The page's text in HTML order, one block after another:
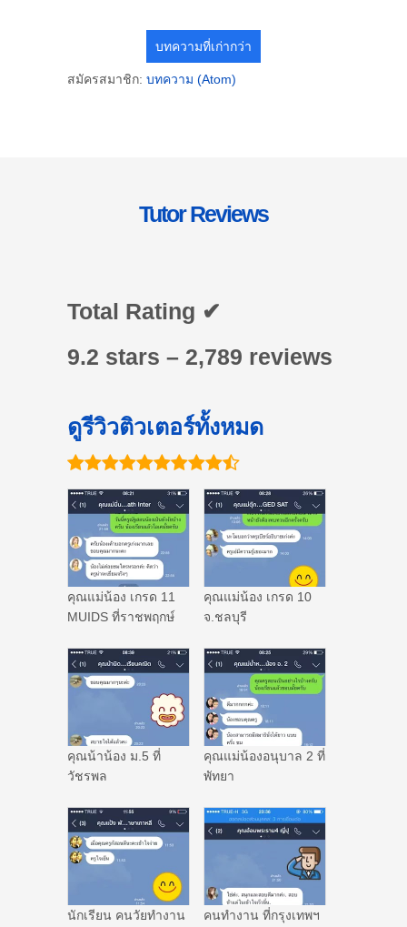
บทความที่เก่ากว่า
สมัครสมาชิก: บทความ (Atom)
Tutor Reviews
Total Rating ✔
9.2 stars – 2,789 reviews
ดูรีวิวติวเตอร์ทั้งหมด
คุณแม่น้อง เกรด 11
MUIDS ที่ราชพฤกษ์
คุณแม่น้อง เกรด 10
จ.ชลบุรี
คุณน้าน้อง ม.5 ที่
วัชรพล
คุณแม่น้องอนุบาล 2 ที่
พัทยา
นักเรียน คนวัยทำงาน
คนทำงาน ที่กรุงเทพฯ